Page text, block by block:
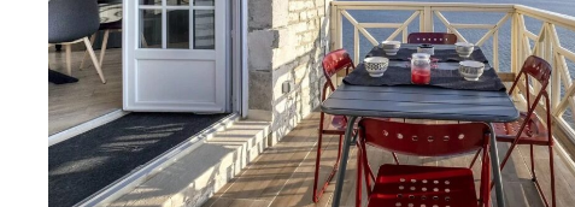
KONTAKT
Kontakt
O nás